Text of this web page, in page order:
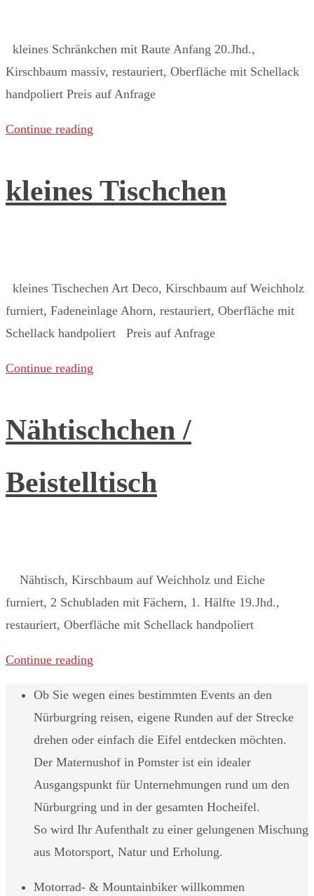
kleines Schränkchen mit Raute Anfang 20.Jhd.,
Kirschbaum massiv, restauriert, Oberfläche mit Schellack
handpoliert Preis auf Anfrage ​
Continue reading
kleines Tischchen
kleines Tischechen Art Deco, Kirschbaum auf Weichholz
furniert, Fadeneinlage Ahorn, restauriert, Oberfläche mit
Schellack handpoliert Preis auf Anfrage ​
Continue reading
Nähtischchen /
Beistelltisch
Nähtisch, Kirschbaum auf Weichholz und Eiche
furniert, 2 Schubladen mit Fächern, 1. Hälfte 19.Jhd.,
restauriert, Oberfläche mit Schellack handpoliert ​
Continue reading
Ob Sie wegen eines bestimmten Events an den
Nürburgring reisen, eigene Runden auf der Strecke
drehen oder einfach die Eifel entdecken möchten.
Der Maternushof in Pomster ist ein idealer
Ausgangspunkt für Unternehmungen rund um den
Nürburgring und in der gesamten Hocheifel.
So wird Ihr Aufenthalt zu einer gelungenen Mischung
aus Motorsport, Natur und Erholung.
Motorrad- & Mountainbiker willkommen